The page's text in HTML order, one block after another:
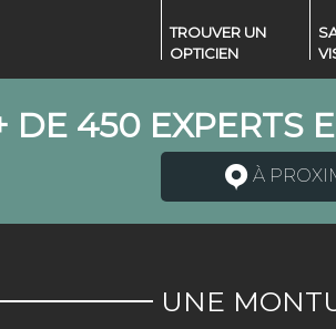
TROUVER UN
OPTICIEN
DE 450 EXPERTS
À
UNE